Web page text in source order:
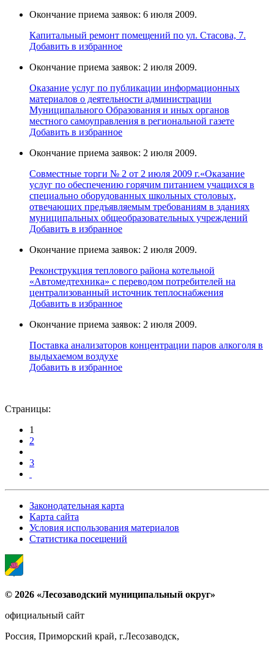
Окончание приема заявок: 6 июля 2009.
Капитальный ремонт помещений по ул. Стасова, 7.
Добавить в избранное
Окончание приема заявок: 2 июля 2009.
Оказание услуг по публикации информационных
материалов о деятельности администрации
Муниципального Образования и иных органов
местного самоуправления в региональной газете
Добавить в избранное
Окончание приема заявок: 2 июля 2009.
Совместные торги № 2 от 2 июля 2009 г.«Оказание
услуг по обеспечению горячим питанием учащихся в
специально оборудованных школьных столовых,
отвечающих предъявляемым требованиям в зданиях
муниципальных общеобразовательных учреждений
Добавить в избранное
Окончание приема заявок: 2 июля 2009.
Реконструкция теплового района котельной
«Автомедтехника» с переводом потребителей на
централизованный источник теплоснабжения
Добавить в избранное
Окончание приема заявок: 2 июля 2009.
Поставка анализаторов концентрации паров алкоголя в
выдыхаемом воздухе
Добавить в избранное
Страницы:
1
2
3
Законодательная карта
Карта сайта
Условия использования материалов
Статистика посещений
© 2026 «Лесозаводский муниципальный округ»
официальный сайт
Россия, Приморский край, г.Лесозаводск,